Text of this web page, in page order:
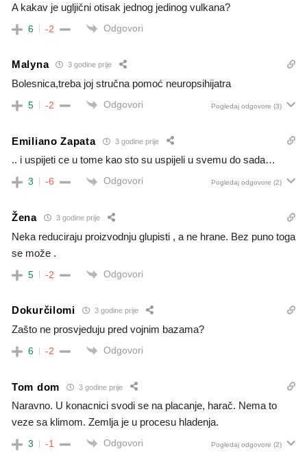
A kakav je ugljični otisak jednog jedinog vulkana?
6 -2 Odgovori
Malyna 3 godine prije
Bolesnica,treba joj stručna pomoć neuropsihijatra
5 -2 Odgovori Pogledaj odgovore (3)
Emiliano Zapata 3 godine prije
.. i uspijeti ce u tome kao sto su uspijeli u svemu do sada…
3 -6 Odgovori Pogledaj odgovore (2)
Žena 3 godine prije
Neka reduciraju proizvodnju glupisti , a ne hrane. Bez puno toga
se može .
5 -2 Odgovori
Dokurčilomi 3 godine prije
Zašto ne prosvjeduju pred vojnim bazama?
6 -2 Odgovori
Tom dom 3 godine prije
Naravno. U konacnici svodi se na placanje, harač. Nema to
veze sa klimom. Zemlja je u procesu hladenja.
3 -1 Odgovori Pogledaj odgovore (2)